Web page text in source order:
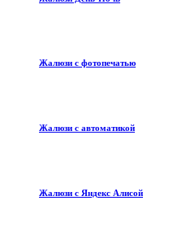
Жалюзи с фотопечатью
Жалюзи с автоматикой
Жалюзи с Яндекс Алисой